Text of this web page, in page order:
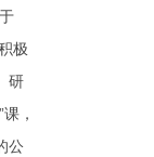
极
研
，
公